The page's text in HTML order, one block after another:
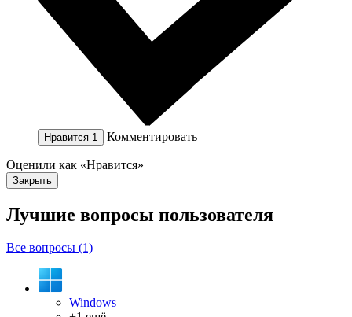
Нравится 1 Комментировать
Оценили как «Нравится»
Закрыть
Лучшие вопросы пользователя
Все вопросы (1)
Windows